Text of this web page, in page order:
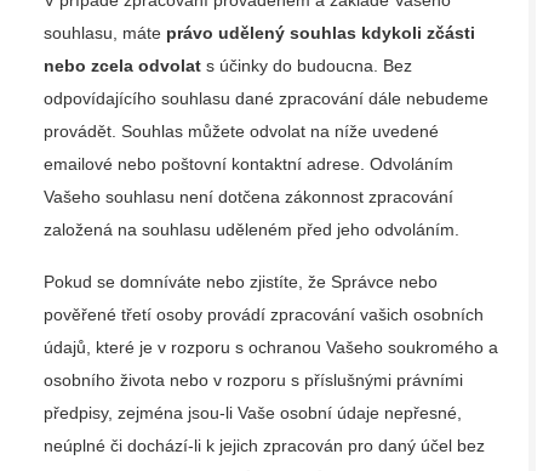
souhlasu, máte právo udělený souhlas kdykoli zčásti
nebo zcela odvolat s účinky do budoucna. Bez
odpovídajícího souhlasu dané zpracování dále nebudeme
provádět. Souhlas můžete odvolat na níže uvedené
emailové nebo poštovní kontaktní adrese. Odvoláním
Vašeho souhlasu není dotčena zákonnost zpracování
založená na souhlasu uděleném před jeho odvoláním.
Pokud se domníváte nebo zjistíte, že Správce nebo
pověřené třetí osoby provádí zpracování vašich osobních
údajů, které je v rozporu s ochranou Vašeho soukromého a
osobního života nebo v rozporu s příslušnými právními
předpisy, zejména jsou-li Vaše osobní údaje nepřesné,
neúplné či dochází-li k jejich zpracován pro daný účel bez